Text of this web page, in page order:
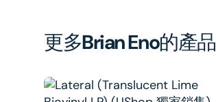
更多Brian Eno的產品